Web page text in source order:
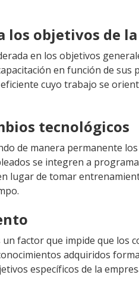
los objetivos de
en los objetivos
en función de sus
cuyo trabajo se
tecnológicos
de manera permanente
se integren a
lugar de tomar
factor que impide que los
adquiridos
específicos de la